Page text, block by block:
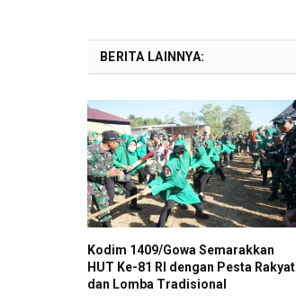
BERITA LAINNYA:
Kodim 1409/Gowa Semarakkan
HUT Ke-81 RI dengan Pesta Rakyat
dan Lomba Tradisional